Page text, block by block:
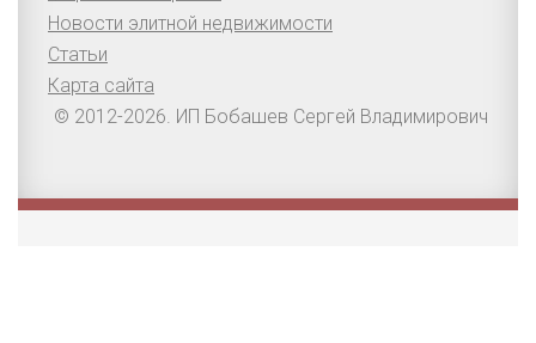
Новости элитной недвижимости
Статьи
Карта сайта
© 2012-2026. ИП Бобашев Сергей Владимирович